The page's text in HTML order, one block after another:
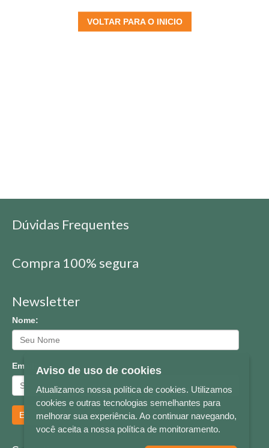
VOLTAR PARA O INICIO
Dúvidas Frequentes
Compra 100% segura
Newsletter
Nome:
Email:
Enviar
Aviso de uso de cookies
Atualizamos nossa política de cookies. Utilizamos
cookies e outras tecnologias semelhantes para
melhorar sua experiência. Ao continuar navegando,
você aceita a nossa política de monitoramento.